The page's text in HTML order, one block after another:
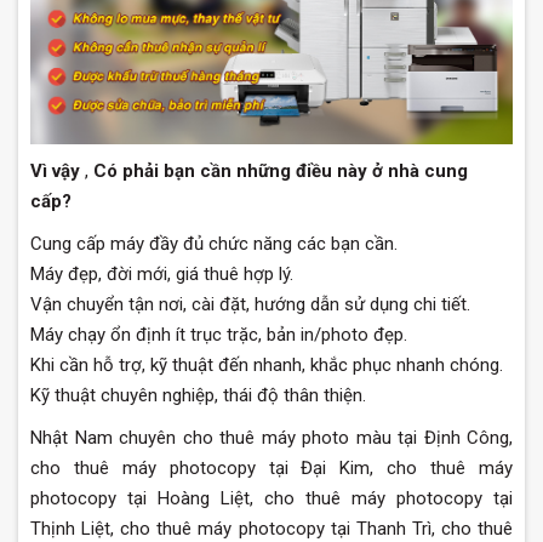
Vì vậy , Có phải bạn cần những điều này ở nhà cung
cấp?
Cung cấp máy đầy đủ chức năng các bạn cần.
Máy đẹp, đời mới, giá thuê hợp lý.
Vận chuyển tận nơi, cài đặt, hướng dẫn sử dụng chi tiết.
Máy chạy ổn định ít trục trặc, bản in/photo đẹp.
Khi cần hỗ trợ, kỹ thuật đến nhanh, khắc phục nhanh chóng.
Kỹ thuật chuyên nghiệp, thái độ thân thiện.
Nhật Nam chuyên cho thuê máy photo màu tại Định Công,
cho thuê máy photocopy tại Đại Kim, cho thuê máy
photocopy tại Hoàng Liệt, cho thuê máy photocopy tại
Thịnh Liệt, cho thuê máy photocopy tại Thanh Trì, cho thuê